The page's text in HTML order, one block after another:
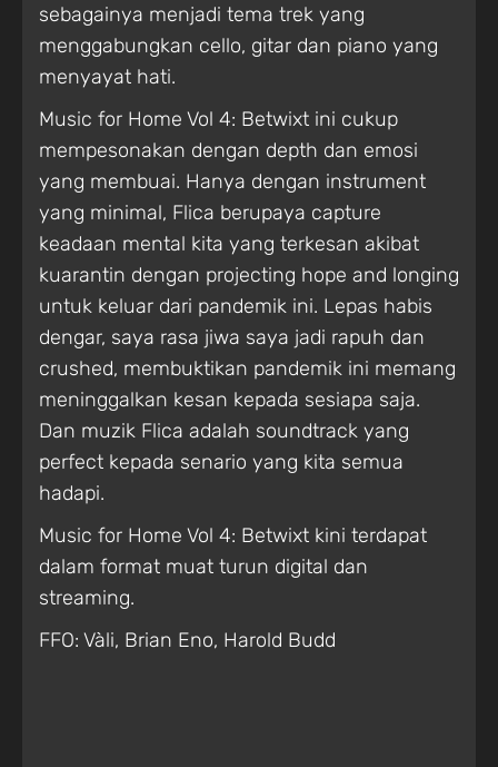
sebagainya menjadi tema trek yang
menggabungkan cello, gitar dan piano yang
menyayat hati.
Music for Home Vol 4: Betwixt ini cukup
mempesonakan dengan depth dan emosi
yang membuai. Hanya dengan instrument
yang minimal, Flica berupaya capture
keadaan mental kita yang terkesan akibat
kuarantin dengan projecting hope and longing
untuk keluar dari pandemik ini. Lepas habis
dengar, saya rasa jiwa saya jadi rapuh dan
crushed, membuktikan pandemik ini memang
meninggalkan kesan kepada sesiapa saja.
Dan muzik Flica adalah soundtrack yang
perfect kepada senario yang kita semua
hadapi.
Music for Home Vol 4: Betwixt kini terdapat
dalam format muat turun digital dan
streaming.
FFO: Vàli, Brian Eno, Harold Budd